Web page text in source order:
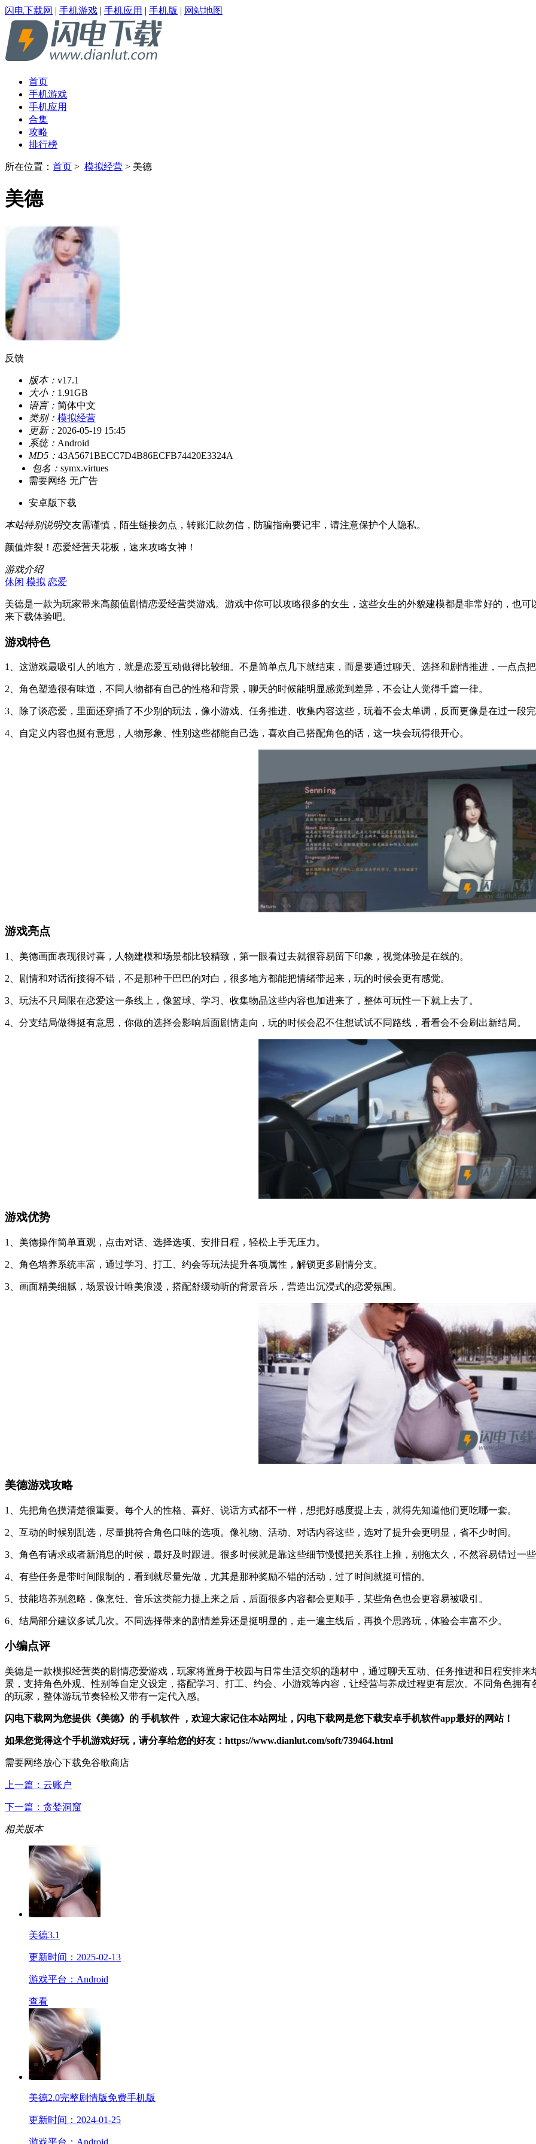
闪电下载网 | 手机游戏 | 手机应用 | 手机版 | 网站地图
首页
手机游戏
手机应用
合集
攻略
排行榜
所在位置： 首页 > 模拟经营 > 美德
美德
反馈
版本： v17.1
大小： 1.91GB
语言： 简体中文
类别： 模拟经营
更新： 2026-05-19 15:45
系统： Android
MD5： 43A5671BECC7D4B86ECFB74420E3324A
包名： symx.virtues
需要网络 无广告
安卓版下载
本站特别说明交友需谨慎，陌生链接勿点，转账汇款勿信，防骗指南要记牢，请注意保护个人隐私。
颜值炸裂！恋爱经营天花板，速来攻略女神！
游戏介绍
休闲 模拟 恋爱
美德是一款为玩家带来高颜值剧情恋爱经营类游戏。游戏中你可以攻略很多的女生，这些女生的外貌建模都是非常好的，也
来下载体验吧。
游戏特色
1、这游戏最吸引人的地方，就是恋爱互动做得比较细。不是简单点几下就结束，而是要通过聊天、选择和剧情推进，一点点
2、角色塑造很有味道，不同人物都有自己的性格和背景，聊天的时候能明显感觉到差异，不会让人觉得千篇一律。
3、除了谈恋爱，里面还穿插了不少别的玩法，像小游戏、任务推进、收集内容这些，玩着不会太单调，反而更像是在过一段
4、自定义内容也挺有意思，人物形象、性别这些都能自己选，喜欢自己搭配角色的话，这一块会玩得很开心。
游戏亮点
1、美德画面表现很讨喜，人物建模和场景都比较精致，第一眼看过去就很容易留下印象，视觉体验是在线的。
2、剧情和对话衔接得不错，不是那种干巴巴的对白，很多地方都能把情绪带起来，玩的时候会更有感觉。
3、玩法不只局限在恋爱这一条线上，像篮球、学习、收集物品这些内容也加进来了，整体可玩性一下就上去了。
4、分支结局做得挺有意思，你做的选择会影响后面剧情走向，玩的时候会忍不住想试试不同路线，看看会不会刷出新结局。
游戏优势
1、美德操作简单直观，点击对话、选择选项、安排日程，轻松上手无压力。
2、角色培养系统丰富，通过学习、打工、约会等玩法提升各项属性，解锁更多剧情分支。
3、画面精美细腻，场景设计唯美浪漫，搭配舒缓动听的背景音乐，营造出沉浸式的恋爱氛围。
美德游戏攻略
1、先把角色摸清楚很重要。每个人的性格、喜好、说话方式都不一样，想把好感度提上去，就得先知道他们更吃哪一套。
2、互动的时候别乱选，尽量挑符合角色口味的选项。像礼物、活动、对话内容这些，选对了提升会更明显，省不少时间。
3、角色有请求或者新消息的时候，最好及时跟进。很多时候就是靠这些细节慢慢把关系往上推，别拖太久，不然容易错过一
4、有些任务是带时间限制的，看到就尽量先做，尤其是那种奖励不错的活动，过了时间就挺可惜的。
5、技能培养别忽略，像烹饪、音乐这类能力提上来之后，后面很多内容都会更顺手，某些角色也会更容易被吸引。
6、结局部分建议多试几次。不同选择带来的剧情差异还是挺明显的，走一遍主线后，再换个思路玩，体验会丰富不少。
小编点评
美德是一款模拟经营类的剧情恋爱游戏，玩家将置身于校园与日常生活交织的题材中，通过聊天互动、任务推进和日程安排
景，支持角色外观、性别等自定义设定，搭配学习、打工、约会、小游戏等内容，让经营与养成过程更有层次。不同角色拥
的玩家，整体游玩节奏轻松又带有一定代入感。
闪电下载网为您提供《美德》的 手机软件 ，欢迎大家记住本站网址，闪电下载网是您下载安卓手机软件app最好的网站！
如果您觉得这个手机游戏好玩，请分享给您的好友：https://www.dianlut.com/soft/739464.html
需要网络放心下载免谷歌商店
上一篇： 云账户
下一篇： 贪婪洞窟
相关版本
美德3.1
更新时间：2025-02-13
游戏平台：Android
查看
美德2.0完整剧情版免费手机版
更新时间：2024-01-25
游戏平台：Android